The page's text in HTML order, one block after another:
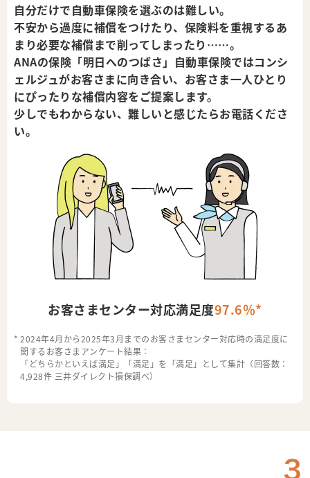
自分だけで自動車保険を選ぶのは難しい。
不安から過度に補償をつけたり、保険料を重視するあ
まり必要な補償まで削ってしまったり……。
ANAの保険「明日へのつばさ」自動車保険ではコンシ
ェルジュがお客さまに向き合い、お客さま一人ひとり
にぴったりな補償内容をご提案します。
少しでもわからない、難しいと感じたらお電話くださ
い。
お客さまセンター対応満足度97.6％*
2024年4月から2025年3月までのお客さまセンター対応時の満足度に
関するお客さまアンケート結果：
「どちらかといえば満足」「満足」を「満足」として集計（回答数：
4,928件 三井ダイレクト損保調べ）